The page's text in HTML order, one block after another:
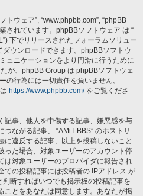
トウェア”, “www.phpbb.com”, “phpBB
されています。phpBBソフトウェア は “
下でリリースされたフォーラムソリュー
ダウンロードできます。phpBBソフトウ
ュニケーションをより円滑に行うために
が、phpBB Group は phpBBソフトウェ
の行為には一切責任を負いません。
https://www.phpbb.com/をご覧くださ
記事、他人を中傷する記事、嫌悪感を与
ながる記事、 “AMiT BBS” のホストサ
に違反する記事、以上を投稿しないこと
った場合、対象ユーザーのアカウント停
は対象ユーザーのプロバイダに報告され
ての投稿記事には投稿者の IPアドレス が
判断すればいつでも掲示板の投稿記事を
ことをあなたは同意します。あなたが掲